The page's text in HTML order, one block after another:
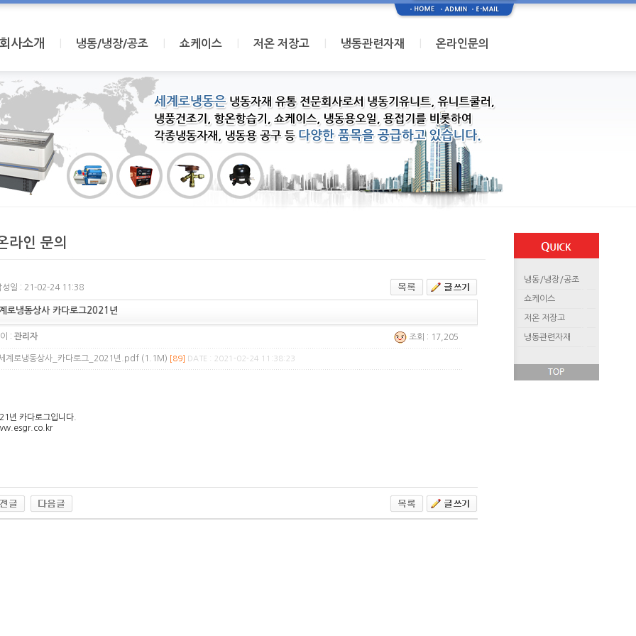
회사소개 냉동/냉장/공조 쇼케이스 저온 저장고 냉동관련자재 온라인문의
라인 문의
성일 : 21-02-24 11:38
로냉동상사 카다로그2021년
: 관리자 조회 : 17,205
계로냉동상사_카다로그_2021년.pdf (1.1M) [89] DATE : 2021-02-24 11:38:23
년 카다로그입니다.
냉동/냉장/공조
쇼케이스
저온 저장고
냉동관련자재